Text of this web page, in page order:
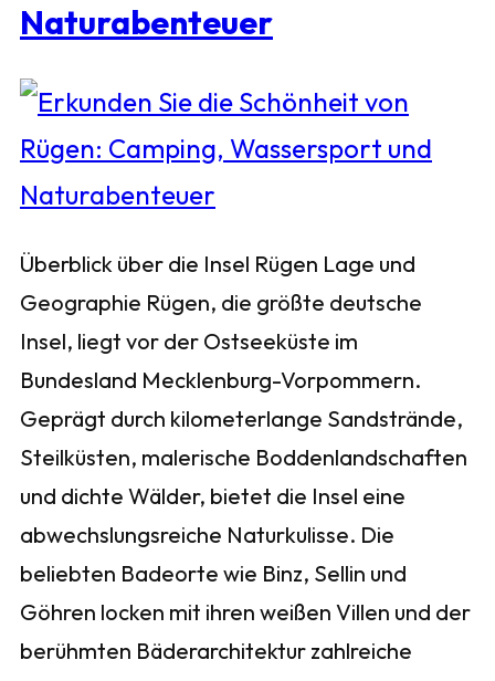
Naturabenteuer
Überblick über die Insel Rügen Lage und
Geographie Rügen, die größte deutsche
Insel, liegt vor der Ostseeküste im
Bundesland Mecklenburg-Vorpommern.
Geprägt durch kilometerlange Sandstrände,
Steilküsten, malerische Boddenlandschaften
und dichte Wälder, bietet die Insel eine
abwechslungsreiche Naturkulisse. Die
beliebten Badeorte wie Binz, Sellin und
Göhren locken mit ihren weißen Villen und der
berühmten Bäderarchitektur zahlreiche